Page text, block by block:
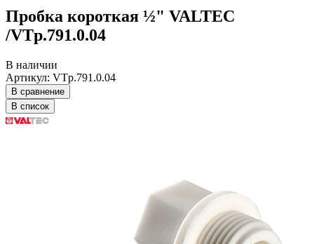
Пробка короткая ½" VALTEC
/VTp.791.0.04
В наличии
Артикул: VTp.791.0.04
В сравнение
В список